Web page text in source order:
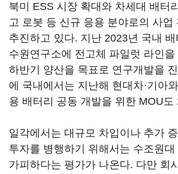
북미 ESS 시장 확대와 차세대 배터
고 로봇 등 신규 응용 분야로의 사업
추진하고 있다. 지난 2023년 국내
수원연구소에 전고체 파일럿 라인을
하반기 양산을 목표로 연구개발을
에 국내에서는 지난해 현대차·기아
용 배터리 공동 개발을 위한 MOU도
일각에서는 대규모 차입이나 추가
투자를 병행하기 위해서는 수조원
가피하다는 평가가 나온다. 다만 회